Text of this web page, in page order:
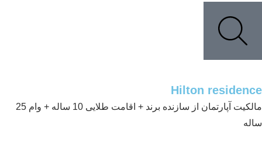
Hilton
مالکیت آپارتمان از سازنده برند + اقامت طلایی 10 ساله + وام 25